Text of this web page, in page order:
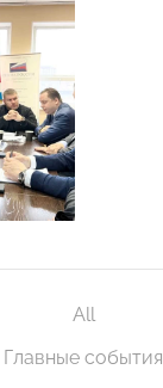
All
Главные события